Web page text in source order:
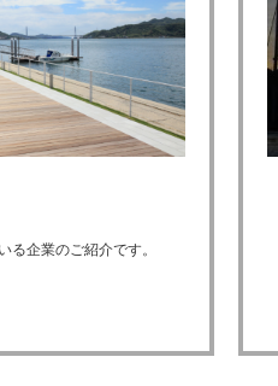
る企業のご紹介です。